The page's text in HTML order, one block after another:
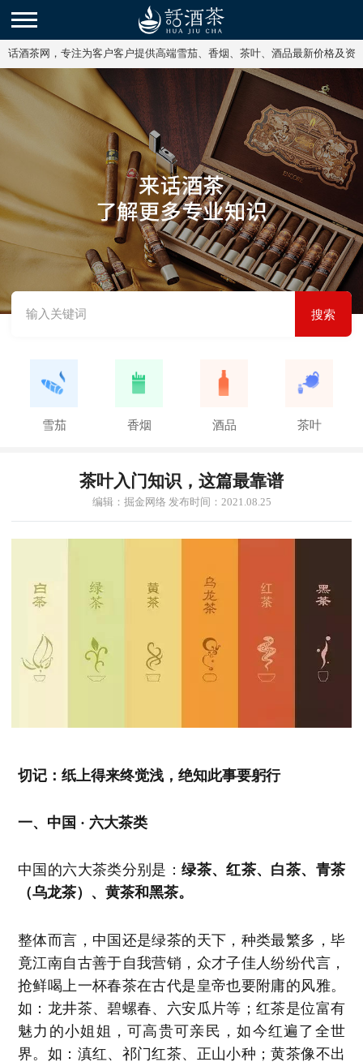
话酒茶网，专注为客户客户提供高端雪茄、香烟、茶叶、酒品最新价格及资
讯。
雪茄 香烟 酒品 茶叶
茶叶入门知识，这篇最靠谱
编辑：掘金网络 发布时间：2021.08.25
切记：纸上得来终觉浅，绝知此事要躬行
一、中国 · 六大茶类
中国的六大茶类分别是：绿茶、红茶、白茶、青茶
（乌龙茶）、黄茶和黑茶。
整体而言，中国还是绿茶的天下，种类最繁多，毕
竟江南自古善于自我营销，众才子佳人纷纷代言，
抢鲜喝上一杯春茶在古代是皇帝也要附庸的风雅。
如：龙井茶、碧螺春、六安瓜片等；红茶是位富有
魅力的小姐姐，可高贵可亲民，如今红遍了全世
界。如：滇红、祁门红茶、正山小种；黄茶像不出